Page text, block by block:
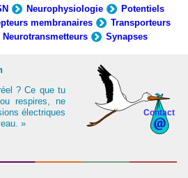
Neurophysiologie
Potentiels
membranaires
Transporteurs
Neurotransmetteurs Synapses
Contact
? Ce que tu
respires, ne
électriques
»